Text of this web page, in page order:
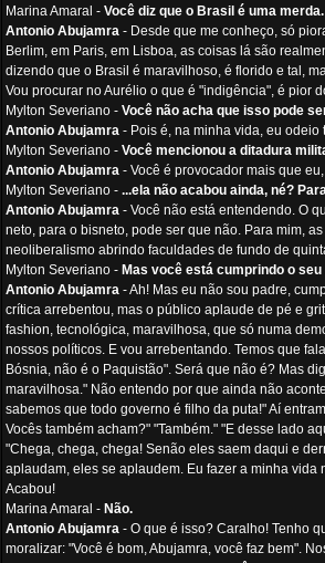
Marina Amaral - Você diz que o Brasil é uma
Antonio Abujamra - Desde que me conheço, só
Berlim, em Paris, em Lisboa, as coisas lá são
dizendo que o Brasil é maravilhoso, é florido e tal,
Vou procurar no Aurélio o que é "indigência", é pior
Mylton Severiano - Você não acha que isso pode
Antonio Abujamra - Pois é, na minha vida, eu odeio
Mylton Severiano - Você mencionou a ditadura
Antonio Abujamra - Você é provocador mais que
Mylton Severiano - ...ela não acabou ainda, né?
Antonio Abujamra - Você não está entendendo. O
neto, para o bisneto, pode ser que não. Para mim,
neoliberalismo abrindo faculdades de fundo de
Mylton Severiano - Mas você está cumprindo o seu
Antonio Abujamra - Ah! Mas eu não sou padre,
crítica arrebentou, mas o público aplaude de pé e
fashion, tecnológica, maravilhosa, que só numa
nossos políticos. E vou arrebentando. Temos que
Bósnia, não é o Paquistão". Será que não é? Mas
maravilhosa." Não entendo por que ainda não
sabemos que todo governo é filho da puta!" Aí
Vocês também acham?" "Também." "E desse lado
"Chega, chega, chega! Senão eles saem daqui e
aplaudam, eles se aplaudem. Eu fazer a minha
Acabou!
Marina Amaral - Não.
Antonio Abujamra - O que é isso? Caralho! Tenho
moralizar: "Você é bom, Abujamra, você faz bem".